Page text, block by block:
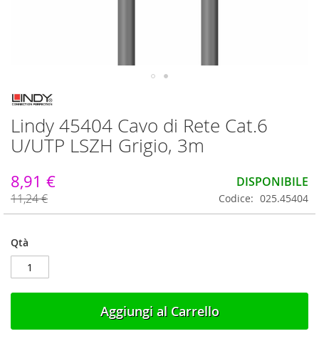
Vai
all'inizio
della
galleria
di
Lindy 45404 Cavo di Rete Cat.6
U/UTP LSZH Grigio, 3m
8,91 €
11,24 €
DISPONIBILE
Codice 025.45404
Qtà
Aggiungi al Carrello